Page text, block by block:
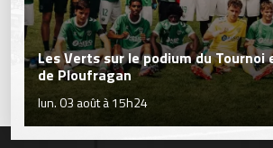
Les Verts sur le podium du Tournoi
de Ploufragan
lun. 03 août à 15h24